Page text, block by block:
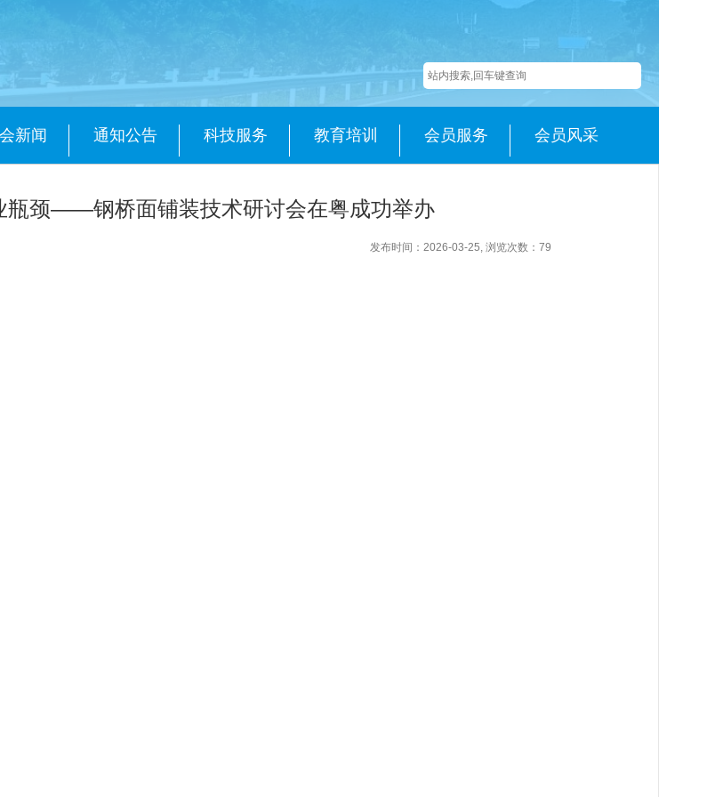
新闻 通知公告 科技服务 教育培训 会员服务 会员风采
瓶颈——钢桥面铺装技术研讨会在粤成功举办
发布时间：2026-03-25, 浏览次数：79